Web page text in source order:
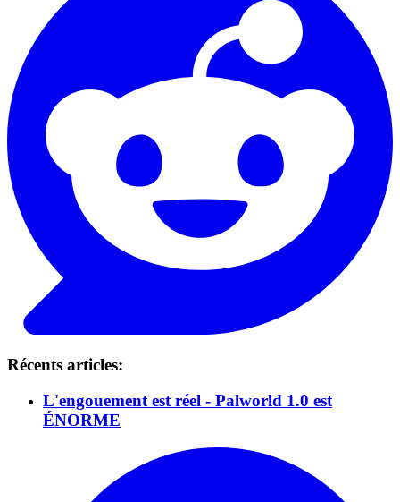
Récents articles:
L'engouement est réel - Palworld 1.0 est
ÉNORME